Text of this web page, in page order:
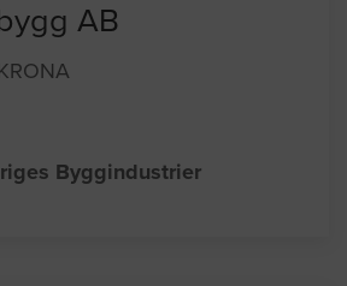
AB
Byggindustrier